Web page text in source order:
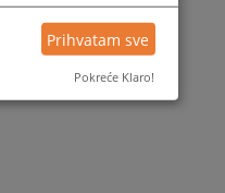
Prihvatam sve
Pokreće Klaro!